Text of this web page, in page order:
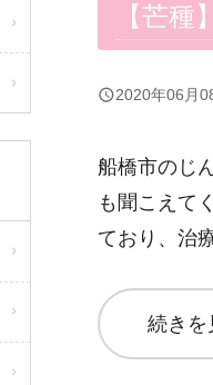
【芒種
query_builder2020年06月
船橋市のじ
も聞こえて
ており、治
続きを